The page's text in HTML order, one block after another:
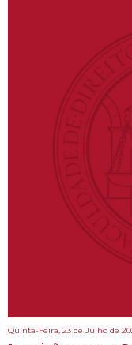
Quinta-Feira, 23 de Julho de